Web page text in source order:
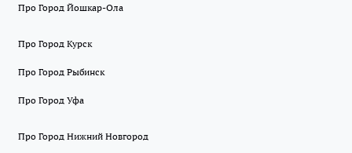
Про Город Йошкар-Ола
Про Город Курск
Про Город Рыбинск
Про Город Уфа
Про Город Нижний Новгород